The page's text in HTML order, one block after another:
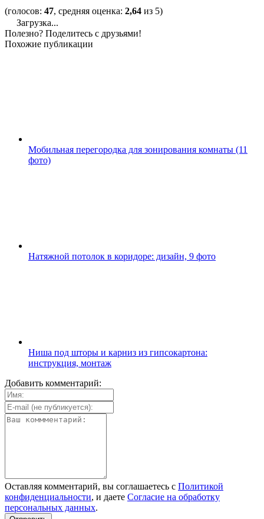
(голосов: 47, средняя оценка: 2,64 из 5)
Загрузка...
Полезно? Поделитесь с друзьями!
Похожие публикации
Мобильная перегородка для зонирования комнаты (11
фото)
Натяжной потолок в коридоре: дизайн, 9 фото
Ниша под шторы и карниз из гипсокартона:
инструкция, монтаж
Добавить комментарий:
Оставляя комментарий, вы соглашаетесь с Политикой
конфиденциальности, и даете Согласие на обработку
персональных данных.